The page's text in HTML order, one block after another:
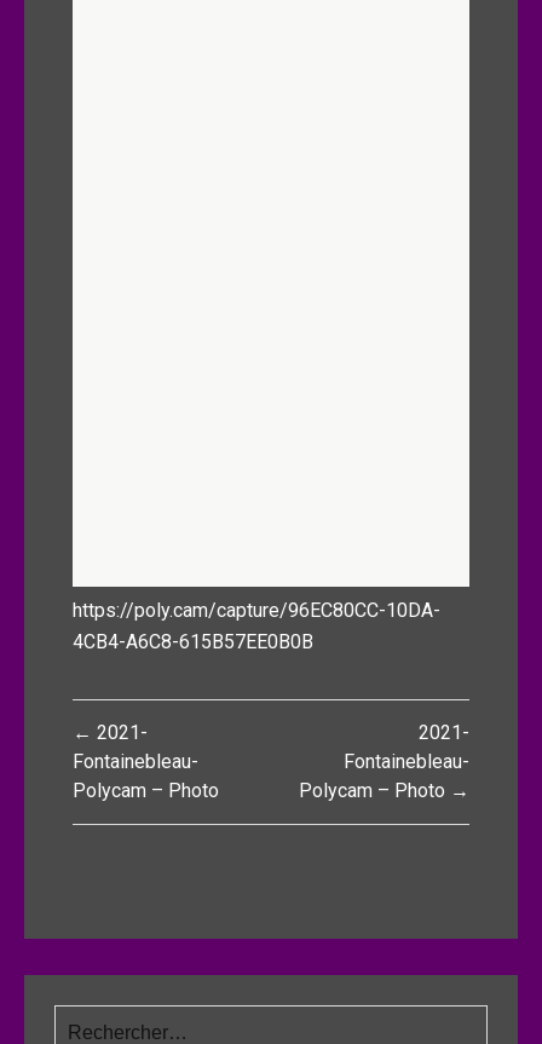
https://poly.cam/capture/96EC80CC-10DA-
4CB4-A6C8-615B57EE0B0B
Navigation
de
l’article
← 2021-
Fontainebleau-
Polycam – Photo
2021-
Fontainebleau-
Polycam – Photo →